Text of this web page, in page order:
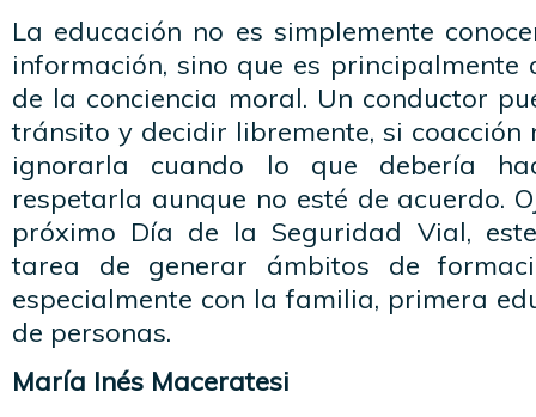
La educación no es simplemente
información, sino que es
de la conciencia moral. Un conductor
tránsito y decidir libremente, si coacción
ignorarla cuando lo que debería
respetarla aunque no esté de acuerdo.
próximo Día de la Seguridad Vial,
tarea de generar ámbitos de
especialmente con la familia, primera
de personas.
María Inés Maceratesi